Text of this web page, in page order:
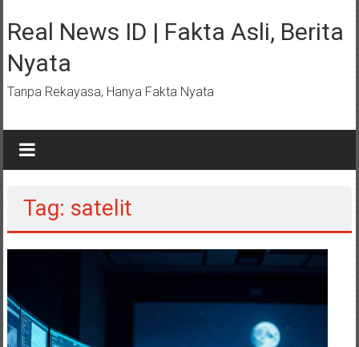
ke
konten
Real News ID | Fakta Asli, Berita
Nyata
Tanpa Rekayasa, Hanya Fakta Nyata
Tag: satelit